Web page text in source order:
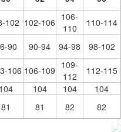
102 102-106 106-
110
110-114
90 90-94 94-98
98-102
106 106-109 109-
112
112-115
104 104 104
104
81 81 82
82